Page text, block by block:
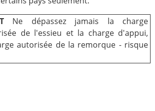
Ne dépassez jamais la charge
de l'essieu et la charge d'appui,
autorisée de la remorque - risque